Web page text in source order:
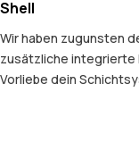
Shell
Wir haben zugunsten
zusätzliche integrierte
Vorliebe dein